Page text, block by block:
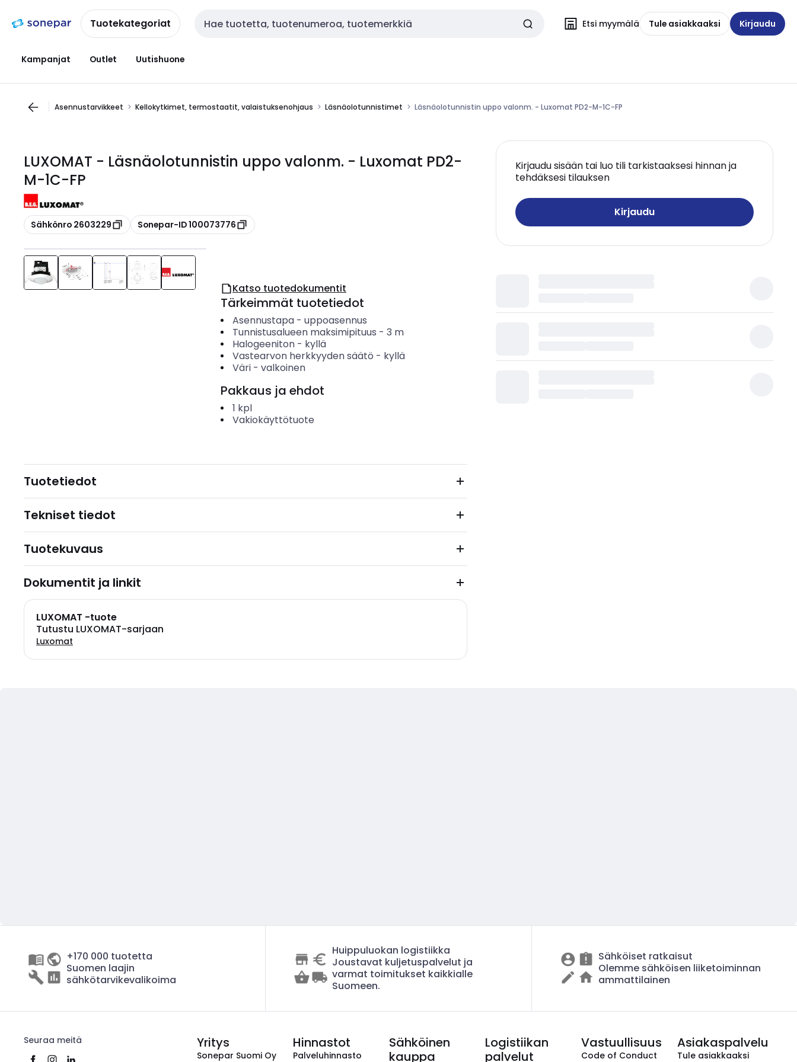
navigointiinsisältöönTuotekategoriat Haku Etsi myymälä Tule asiakkaaksi Kirjaudu
Kampanjat Outlet Uutishuone
Asennustarvikkeet Kellokytkimet, termostaatit, valaistuksenohjaus Läsnäolotunnistimet Läsnäolotunnistin uppo valonm. - Luxomat PD2-M-1C-FP
LUXOMAT - Läsnäolotunnistin uppo valonm. - Luxomat PD2-
M-1C-FP
Kopioi
Sähkönro 2603229 Kopioi
Sonepar-ID 100073776
Kirjaudu sisään tai luo tili tarkistaaksesi hinnan ja
tehdäksesi tilauksen
Kirjaudu
Katso tuotedokumentit
Tärkeimmät tuotetiedot
Asennustapa- uppoasennus
Tunnistusalueen maksimipituus - 3 m
Halogeeniton- kyllä
Vastearvon herkkyyden säätö - kyllä
Väri- valkoinen
Pakkaus ja ehdot
1 kpl
Vakiokäyttötuote
Tuotetiedot
Tekniset tiedot
Tuotekuvaus
Dokumentit ja linkit
LUXOMAT -tuote
Tutustu LUXOMAT-sarjaan
Luxomat
+170 000 tuotetta
Suomen laajin
sähkötarvikevalikoima
Huippuluokan logistiikka
Joustavat kuljetuspalvelut ja
varmat toimitukset kaikkialle
Suomeen.
Sähköiset ratkaisut
Olemme sähköisen liiketoiminnan
ammattilainen
Seuraa meitä Yritys
Sonepar Suomi Oy
Hinnastot
Palveluhinnasto
Sähköinen
kauppa
Logistiikan
palvelut
Vastuullisuus
Code of Conduct
Asiakaspalvelu
Tule asiakkaaksi